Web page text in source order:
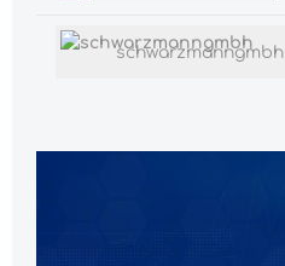
schwarzmanngmbh